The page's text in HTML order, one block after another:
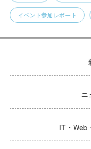
イベント参加レポート
ニ
IT・Web